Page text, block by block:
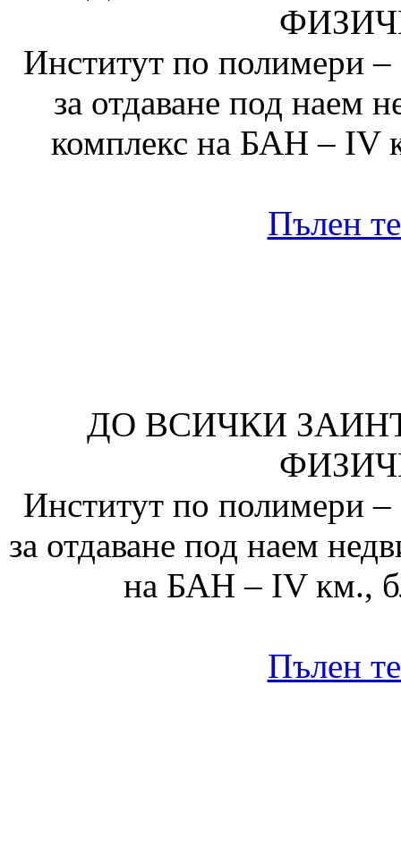
Институт по полимери
за отдаване под
комплекс на БАН – IV
Пълен
ДО ВСИЧКИ
Институт по полимери
за отдаване под наем
на БАН – IV км.,
Пълен